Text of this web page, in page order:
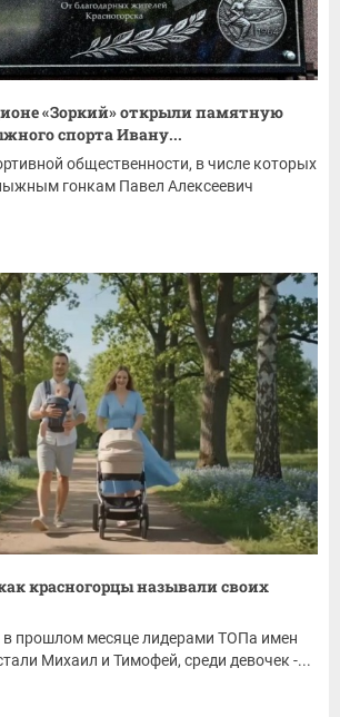
«Зоркий» открыли памятную
спорта Ивану...
общественности, в числе которых
гонкам Павел Алексеевич
красногорцы называли своих
прошлом месяце лидерами ТОПа имен
Михаил и Тимофей, среди девочек -...